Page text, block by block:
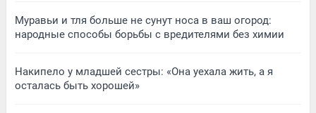
Муравьи и тля больше не сунут носа в ваш огород:
народные способы борьбы с вредителями без химии
Накипело у младшей сестры: «Она уехала жить, а я
осталась быть хорошей»